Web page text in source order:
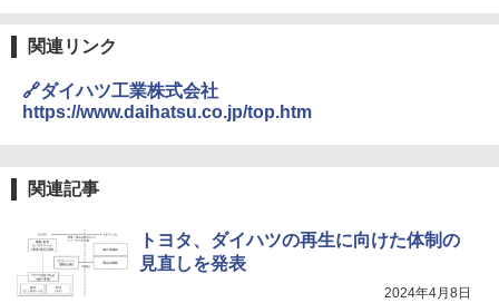
関連リンク
🔗ダイハツ工業株式会社
https://www.daihatsu.co.jp/top.htm
関連記事
トヨタ、ダイハツの再生に向けた体制の
見直しを発表
2024年4月8日